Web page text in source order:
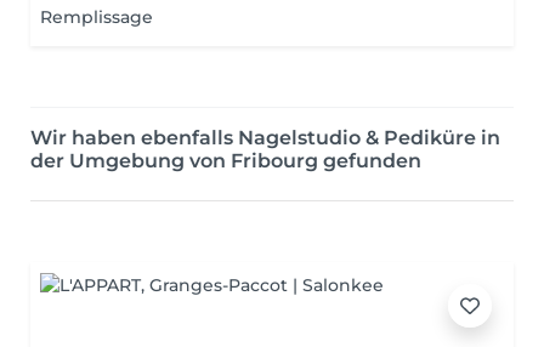
Remplissage
Wir haben ebenfalls Nagelstudio & Pediküre in
der Umgebung von Fribourg gefunden